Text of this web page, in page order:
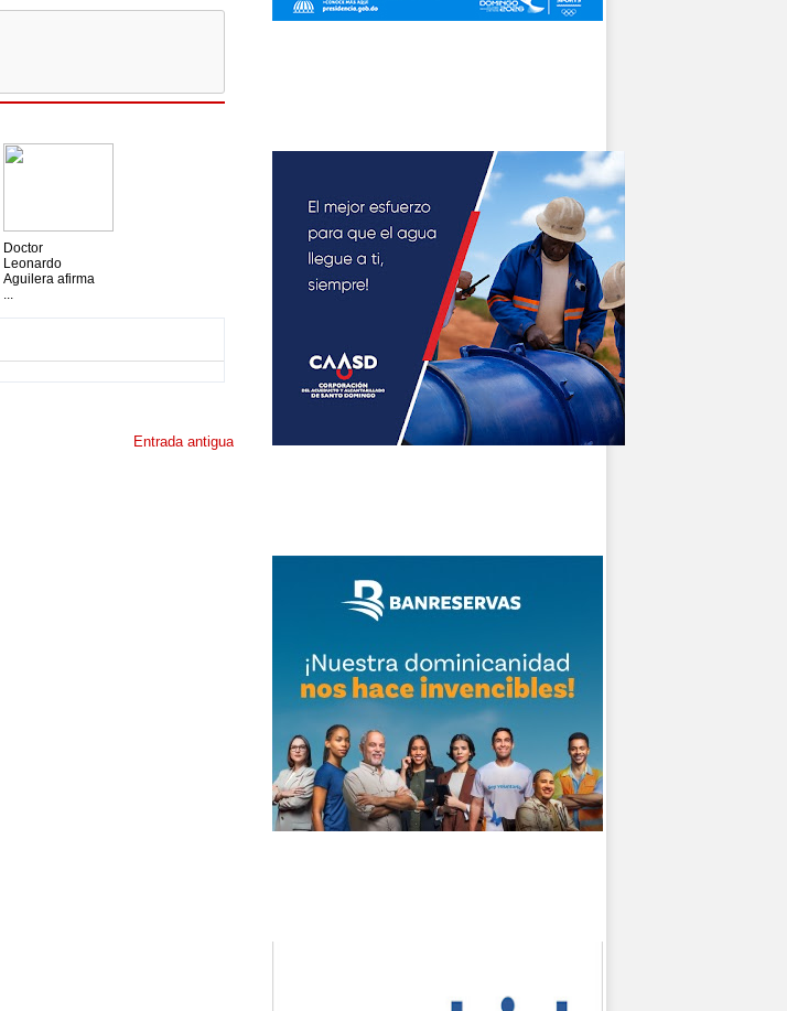
Doctor
Leonardo
Aguilera afirma
Entrada antigua